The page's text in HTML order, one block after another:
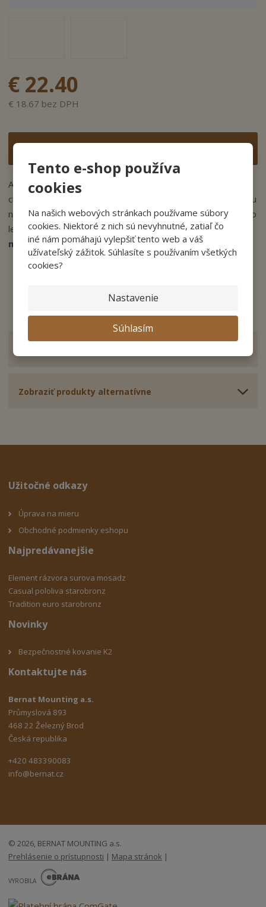
Tento e-shop používa
cookies
Na našich webových stránkach používame súbory
cookies. Niektoré z nich sú nevyhnutné, zatiaľ čo
iné nám pomáhajú vylepšiť tento web a váš
užívateľský zážitok. Súhlasíte s používaním všetkých
cookies?
Nastavenie
Súhlasím
€ 22.40
€ 18.67 bez DPH
Vložiť do košíka
Ak hľadáte vkusnú okennú rázvoru na historické alebo
chránené objekty, siahnite po okennom rozvore
. Tú u
nás nájdete v prevedení starobronz, ale aj ako matný alebo
lesklý nikel a leštená mosadz. Kovanie mávnútorný
mechanizmus na rázvorové tyče.
Zobraziť produkty alternatívne
Užitočné odkazy
Úprava na mieru
Obchodné podmienky eshopu
Najpredávanejšie
Element rázvora surova mosadz
Casual pololiva starobronz
Tradition euro starobronz
Novinky
Bezpečnostné kovanie K2
Kontaktujte nás
Bernat Mounting a.s.
Průmyslová 893
468 22 Železný Brod
Česká republika
+420 483390083
info@bernat.cz
© 2026, BERNAT MOUNTING a.s.
Prehlásenie o prístupnosti | Mapa stránok |
VYROBILA